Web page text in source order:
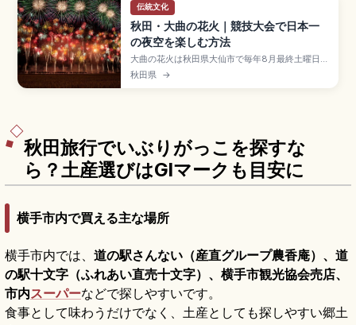
伝統文化
秋田・大曲の花火｜競技大会で日本一
の夜空を楽しむ方法
大曲の花火は秋田県大仙市で毎年8月最終土曜日に
開催される全国花火競技大会で、1910年から続く
日本三大花火大会のひとつ。内閣総理大臣賞を競
秋田県 →
秋田旅行でいぶりがっこを探すな
ら？土産選びはGIマークも目安に
横手市内で買える主な場所
横手市内では、 道の駅さんない（産直グループ農香庵）、道
の駅十文字（ふれあい直売十文字）、横手市観光協会売店、
市内スーパーなどで探しやすいです。
食事として味わうだけでなく、土産としても探しやすい郷土